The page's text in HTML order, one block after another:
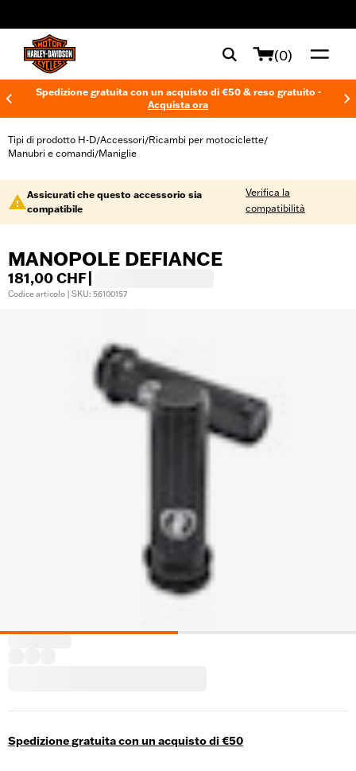
(0)
Spedizione gratuita con un acquisto di €50 & reso gratuito -
Acquista ora
Tipi di prodotto H-D/Accessori/Ricambi per motociclette/
Manubri e comandi/Maniglie
Assicurati che questo accessorio sia
compatibile
Verifica la
compatibilità
MANOPOLE DEFIANCE
181,00 CHF
Codice articolo | SKU: 56100157
Spedizione gratuita con un acquisto di €50